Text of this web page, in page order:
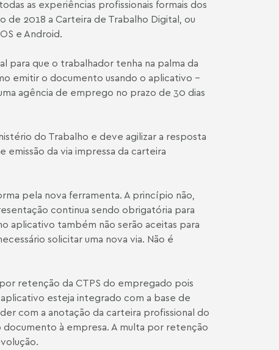
as experiências profissionais formais dos
2018 a Carteira de Trabalho Digital, ou
e Android.
para que o trabalhador tenha na palma da
emitir o documento usando o aplicativo –
agência de emprego no prazo de 30 dias
do Trabalho e deve agilizar a resposta
emissão da via impressa da carteira
pela nova ferramenta. A princípio não,
continua sendo obrigatória para
aplicativo também não serão aceitas para
solicitar uma nova via. Não é
retenção da CTPS do empregado pois
esteja integrado com a base de
com a anotação da carteira profissional do
à empresa. A multa por retenção